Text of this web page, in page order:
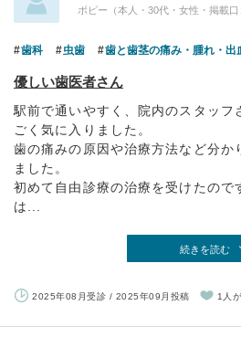
ポピー（本人・30代・女性・掲載口
歯科 虫歯 歯と歯茎の痛み・腫れ・出
優しい歯医者さん
駅前で通いやすく、院内のスタッフ
ごく気に入りました。
歯の痛みの原因や治療方法など分か
ました。
初めて自由診療の治療を受けたので
は...
続きを読む
2025年08月受診 / 2025年09月投稿 1人